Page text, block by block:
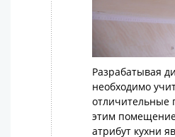
Разрабатывая
необходимо
отличительные
этим
атрибут кухни